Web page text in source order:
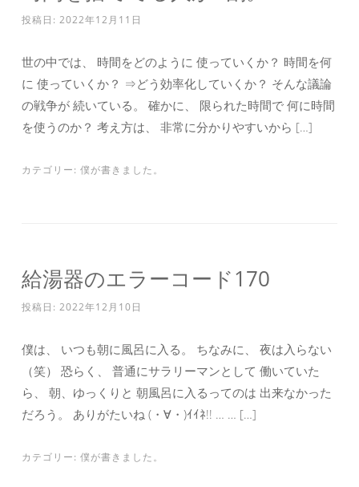
投稿日: 2022年12月11日
世の中では、 時間をどのように 使っていくか？ 時間を何
に 使っていくか？ ⇒どう効率化していくか？ そんな議論
の戦争が 続いている。 確かに、 限られた時間で 何に時間
を使うのか？ 考え方は、 非常に分かりやすいから […]
カテゴリー: 僕が書きました。
給湯器のエラーコード170
投稿日: 2022年12月10日
僕は、 いつも朝に風呂に入る。 ちなみに、 夜は入らない
（笑） 恐らく、 普通にサラリーマンとして 働いていた
ら、 朝、ゆっくりと 朝風呂に入るってのは 出来なかった
だろう。 ありがたいね (・∀・)ｲｲﾈ!! … … […]
カテゴリー: 僕が書きました。